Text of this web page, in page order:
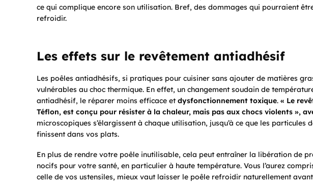
ce qui complique encore son utilisation. Bref, des dommages qui pourraient
refroidir.
Les effets sur le revêtement antiadhésif
Les poêles antiadhésifs, si pratiques pour cuisiner sans ajouter de matières
vulnérables au choc thermique. En effet, un changement soudain de
antiadhésif, le réparer moins efficace et dysfonctionnement toxique. « Le
Téflon, est conçu pour résister à la chaleur, mais pas aux chocs violents »,
microscopiques s’élargissent à chaque utilisation, jusqu’à ce que les particules
finissent dans vos plats.
En plus de rendre votre poêle inutilisable, cela peut entraîner la libération de
nocifs pour votre santé, en particulier à haute température. Vous l’aurez
celle de vos ustensiles, mieux vaut laisser le poêle refroidir naturellement